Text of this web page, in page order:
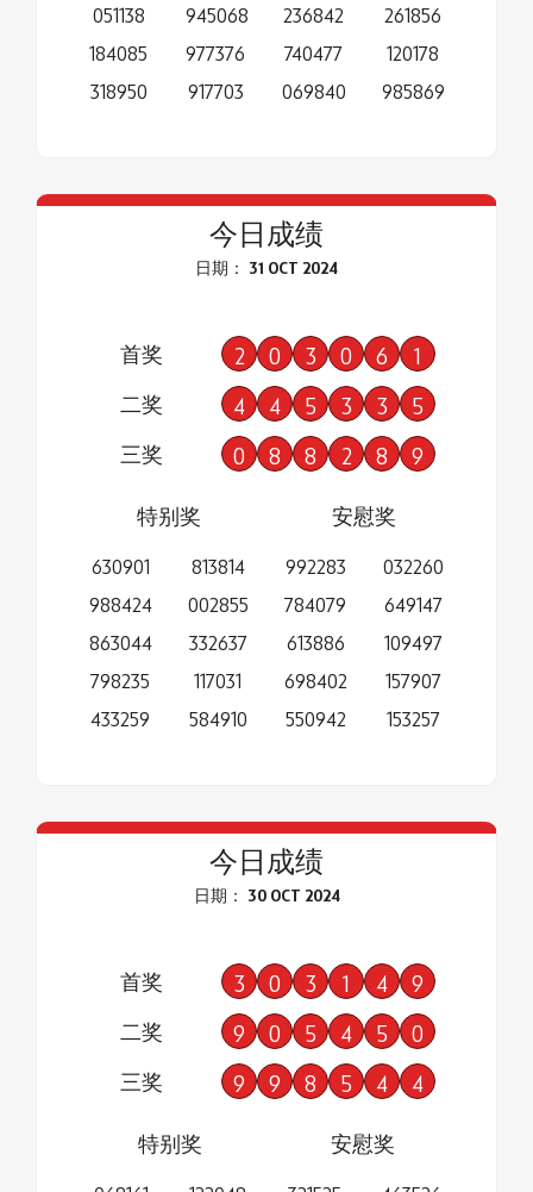
051138
184085
318950
945068
977376
917703
236842
740477
069840
261856
120178
985869
今日成绩
日期： 31 OCT 2024
首奖 2 0 3 0 6 1
二奖 4 4 5 3 3 5
三奖 0 8 8 2 8 9
特别奖
630901
988424
863044
798235
433259
813814
002855
332637
117031
584910
安慰奖
992283
784079
613886
698402
550942
032260
649147
109497
157907
153257
今日成绩
日期： 30 OCT 2024
首奖 3 0 3 1 4 9
二奖 9 0 5 4 5 0
三奖 9 9 8 5 4 4
特别奖
安慰奖